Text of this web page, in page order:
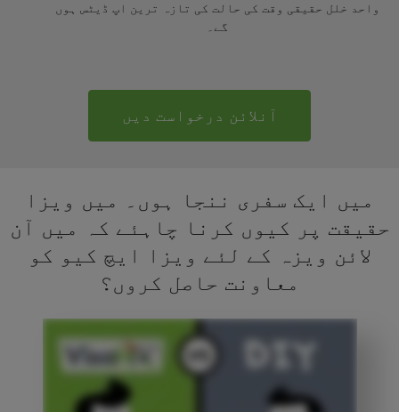
واحد خلل حقیقی وقت کی حالت کی تازہ ترین اپ ڈیٹس ہوں
گے۔
آنلائن درخواست دیں
میں ایک سفری ننجا ہوں۔ میں ویزا
حقیقت پر کیوں کرنا چاہئے کہ میں آن
لائن ویزہ کے لئے ویزا ایچ کیو کو
معاونت حاصل کروں؟